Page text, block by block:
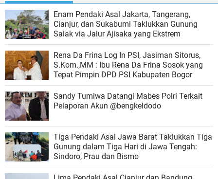
‎Enam Pendaki Asal Jakarta, Tangerang,
Cianjur, dan Sukabumi Taklukkan Gunung
Salak via Jalur Ajisaka yang Ekstrem
Rena Da Frina Log In PSI, Jasiman Sitorus,
S.Kom.,MM : Ibu Rena Da Frina Sosok yang
Tepat Pimpin DPD PSI Kabupaten Bogor
Sandy Tumiwa Datangi Mabes Polri Terkait
Pelaporan Akun @bengkeldodo
Tiga Pendaki Asal Jawa Barat Taklukkan Tiga
Gunung dalam Tiga Hari di Jawa Tengah:
Sindoro, Prau dan Bismo